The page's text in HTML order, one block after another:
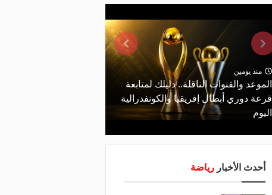
منذ يومين
الموعد والقنوات الناقلة.. دليلك لمتابعة
قرعة دوري أبطال إفريقيا والكونفدرالية
اليوم
أحدث الأخبار رياضة